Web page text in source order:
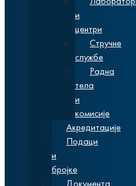
и
центри
Стручне
службе
Радна
тела
и
комисије
Акредитације
Подаци
и
бројке
Документа